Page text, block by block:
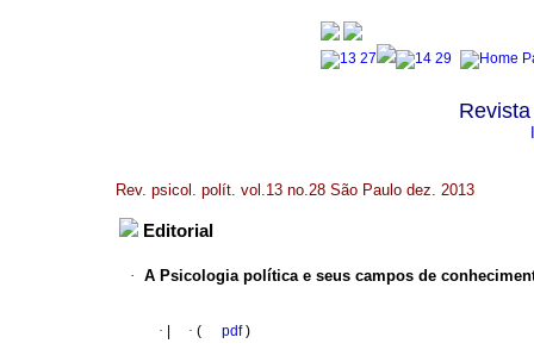
Rev. psicol. polít. vol.13 no.28 São Paulo dez. 2013
Editorial
· A Psicologia política e seus campos de
· · ( pdf)